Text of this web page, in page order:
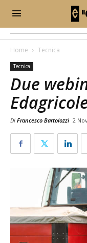
Home Tecnica
Tecnica
Due
Di Francesco Bartolozzi 2